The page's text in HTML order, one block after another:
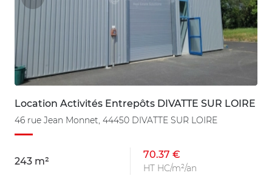
Location Activités Entrepôts DIVATTE SUR LOIRE
46 rue Jean Monnet, 44450 DIVATTE SUR LOIRE
243 m²
70.37 €
HT HC/m²/an